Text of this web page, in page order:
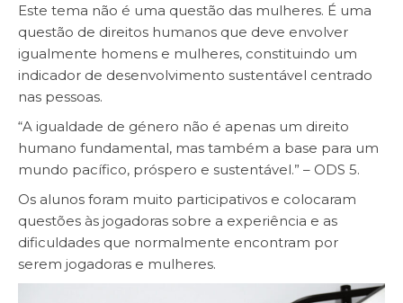
Este tema não é uma questão das mulheres. É uma
questão de direitos humanos que deve envolver
igualmente homens e mulheres, constituindo um
indicador de desenvolvimento sustentável centrado
nas pessoas.
“A igualdade de género não é apenas um direito
humano fundamental, mas também a base para um
mundo pacífico, próspero e sustentável.” – ODS 5.
Os alunos foram muito participativos e colocaram
questões às jogadoras sobre a experiência e as
dificuldades que normalmente encontram por
serem jogadoras e mulheres.